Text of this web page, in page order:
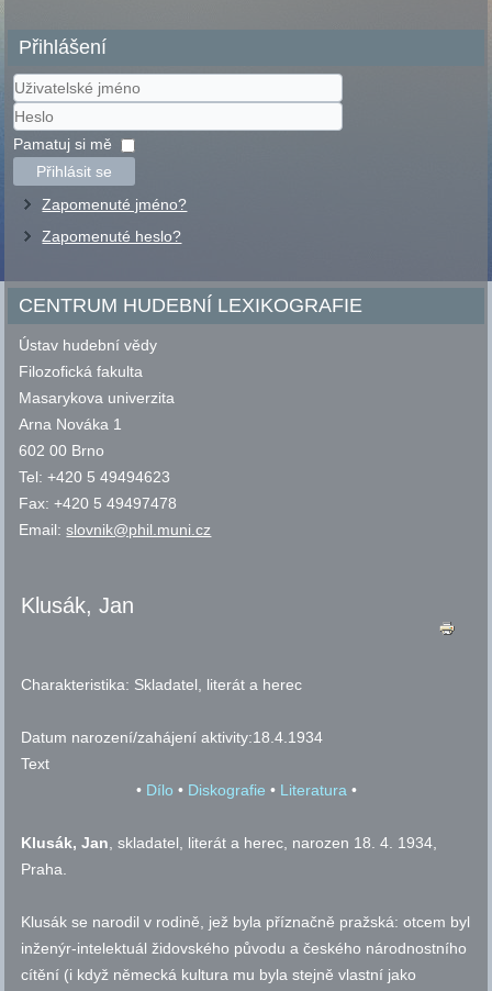
Přihlášení
Uživatelské
jméno
Heslo
Pamatuj si mě
Přihlásit se
Zapomenuté jméno?
Zapomenuté heslo?
CENTRUM HUDEBNÍ LEXIKOGRAFIE
Ústav hudební vědy
Filozofická fakulta
Masarykova univerzita
Arna Nováka 1
602 00 Brno
Tel: +420 5 49494623
Fax: +420 5 49497478
Email:slovnik@phil.muni.cz
Klusák, Jan
Charakteristika: Skladatel, literát a herec
Datum narození/zahájení aktivity:18.4.1934
Text
• Dílo • Diskografie • Literatura•
Klusák, Jan, skladatel, literát a herec, narozen 18. 4. 1934,
Praha.
Klusák se narodil v rodině, jež byla příznačně pražská: otcem byl
inženýr-intelektuál židovského původu a českého národnostního
cítění (i když německá kultura mu byla stejně vlastní jako